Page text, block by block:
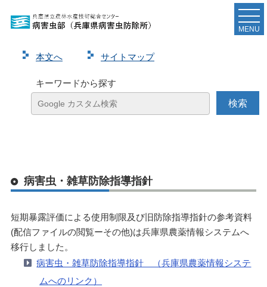
本⽂へ サイトマップ
キーワードから探す
MENU
病害虫・雑草防除指導指針
短期暴露評価による使用制限及び旧防除指導指針の参考資料
(配信ファイルの閲覧ーその他)は兵庫県農薬情報システムへ
移行しました。
病害虫・雑草防除指導指針 （兵庫県農薬情報システ
ムへのリンク）